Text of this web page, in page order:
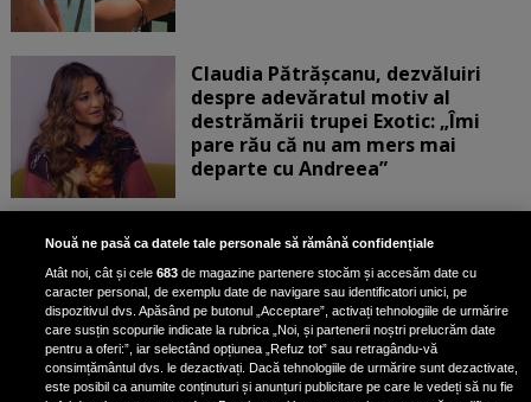
Claudia Pătrășcanu, dezvăluiri
despre adevăratul motiv al
destrămării trupei Exotic: „Îmi
pare rău că nu am mers mai
departe cu Andreea”
Scene incredibile! Ilinca Vandici a
pus mâna pe aparatul de
fotografiat al unui paparazzo și i l-
a aruncat la gunoi: „S-a dus la
poliție. Nu mai aveam aer”
Nouă ne pasă ca datele tale personale să rămână confidențiale
Atât noi, cât și cele683 de magazine partenere stocăm și accesăm date cu
caracter personal, de exemplu date de navigare sau identificatori unici, pe
dispozitivul dvs. Apăsând pe butonul „Acceptare”, activați tehnologiile de urmărire
care susțin scopurile indicate la rubrica „Noi, și partenerii noștri prelucrăm date
pentru a oferi:”, iar selectând opțiunea „Refuz tot” sau retragându-vă
consimțământul dvs. le dezactivați. Dacă tehnologiile de urmărire sunt dezactivate,
este posibil ca anumite conținuturi și anunțuri publicitare pe care le vedeți să nu fie